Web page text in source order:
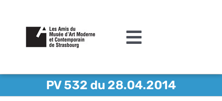
contenu
Toggle
L’association
PV 532 du 28.04.2014